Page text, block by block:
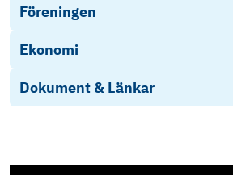
Föreningen
Ekonomi
Dokument & Länkar
Objektsbeskrivning